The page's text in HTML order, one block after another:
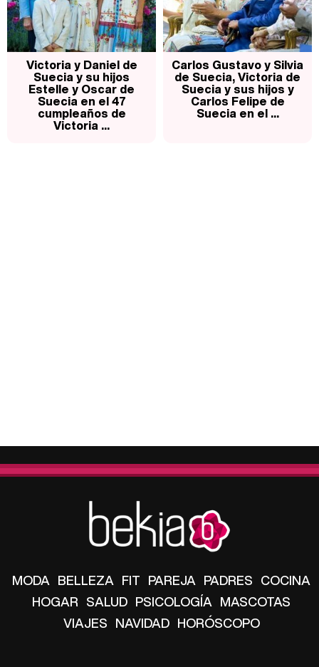
Victoria y Daniel de
Suecia y su hijos
Estelle y Oscar de
Suecia en el 47
cumpleaños de
Victoria ...
Carlos Gustavo y Silvia
de Suecia, Victoria de
Suecia y sus hijos y
Carlos Felipe de
Suecia en el ...
MODA BELLEZA FIT PAREJA PADRES COCINA
HOGAR SALUD PSICOLOGÍA MASCOTAS
VIAJES NAVIDAD HORÓSCOPO